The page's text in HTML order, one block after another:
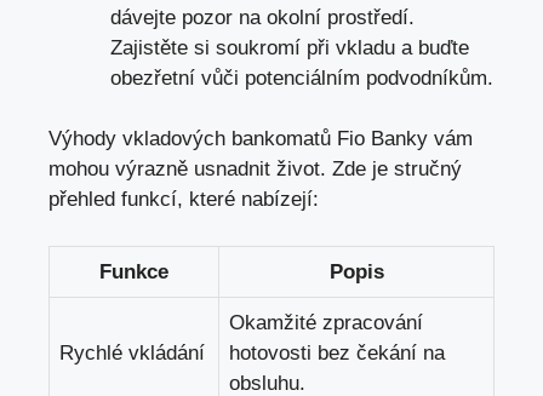
dávejte pozor na okolní prostředí.
Zajistěte si soukromí při‌ vkladu a buďte
obezřetní vůči potenciálním podvodníkům.
Výhody vkladových bankomatů Fio Banky vám
mohou výrazně usnadnit život. Zde je stručný
přehled funkcí, které nabízejí:
Funkce Popis
Rychlé vkládání
Okamžité ⁤zpracování
hotovosti bez čekání na
obsluhu.